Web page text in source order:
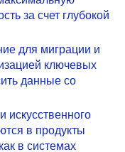
за счет глубокой
для миграции и
ключевых
данные со
искусственного
в продукты
в системах